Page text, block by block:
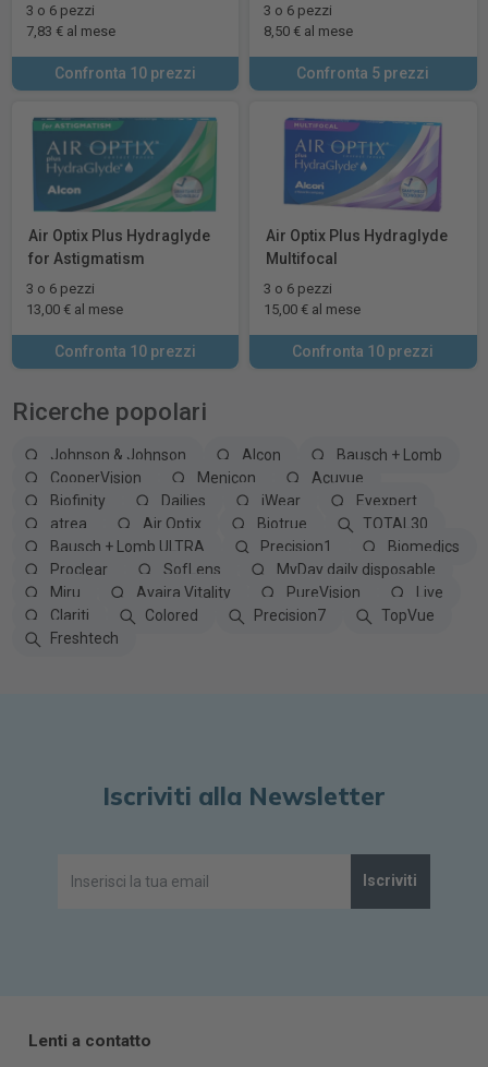
3 o 6 pezzi
7,83 € al mese
Confronta 10 prezzi
3 o 6 pezzi
8,50 € al mese
Confronta 5 prezzi
Air Optix Plus Hydraglyde
for Astigmatism
3 o 6 pezzi
13,00 € al mese
Confronta 10 prezzi
Air Optix Plus Hydraglyde
Multifocal
3 o 6 pezzi
15,00 € al mese
Confronta 10 prezzi
Ricerche popolari
Johnson & Johnson Alcon
Bausch + Lomb
CooperVision
Menicon
Acuvue
Biofinity
Dailies iWear
Eyexpert
atrea
Air Optix Biotrue
TOTAL30
Bausch + Lomb ULTRA
Precision1
Biomedics
Proclear
SofLens
MyDay daily disposable
Miru
Avaira Vitality PureVision
Live
Clariti
Colored Precision7
TopVue
Freshtech
Iscriviti alla Newsletter
Iscriviti
Lenti a contatto